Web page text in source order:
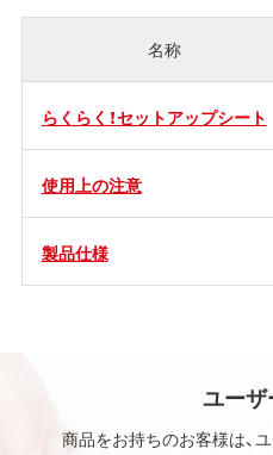
名称
らくらく！セットアップシート
使用上の注意
製品仕様
ユー
商品をお持ちのお客様は、